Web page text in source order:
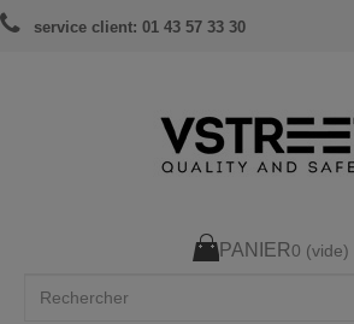
service client: 01 43 57 33 30
PANIER0 (vide)